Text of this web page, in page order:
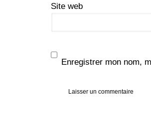
Site web
Enregistrer mon nom,